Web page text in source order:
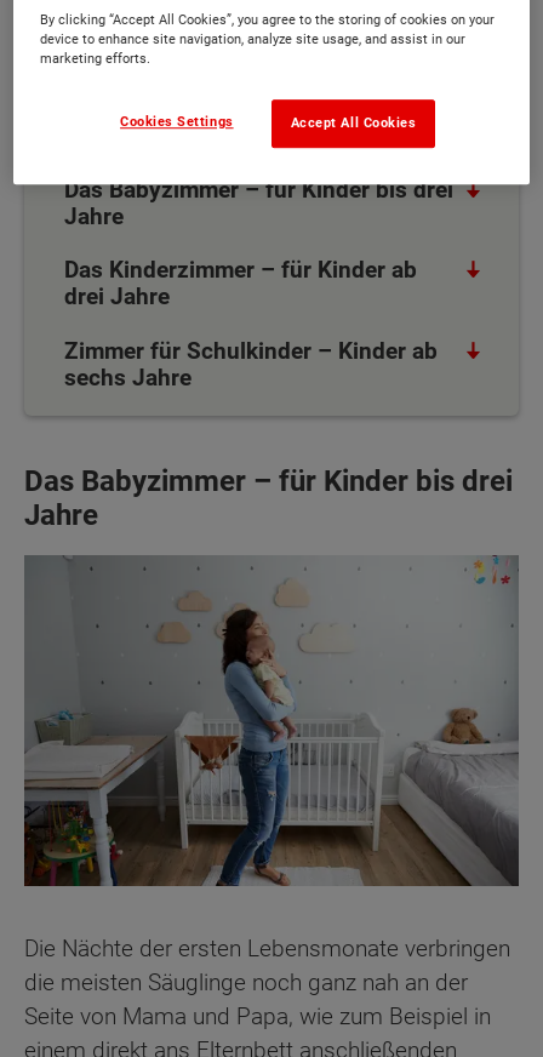
Jahren auf keinen Fall fehlen dürfen.
Inhaltsübersicht
Das Babyzimmer – für Kinder bis drei
Jahre
Das Kinderzimmer – für Kinder ab
drei Jahre
Zimmer für Schulkinder – Kinder ab
sechs Jahre
Das Babyzimmer – für Kinder bis drei
Jahre
Die Nächte der ersten Lebensmonate verbringen
die meisten Säuglinge noch ganz nah an der
Seite von Mama und Papa, wie zum Beispiel in
einem direkt ans Elternbett anschließenden
By clicking “Accept All Cookies”, you agree to the storing of cookies on your
device to enhance site navigation, analyze site usage, and assist in our
marketing efforts.
Accept All Cookies
Cookies Settings